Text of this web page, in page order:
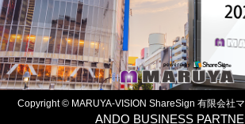
Copyright © MARUYA-VISION ShareSign 有限会社
ANDO BUSINESS